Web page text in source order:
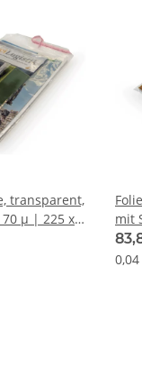
transparent,
70 µ | 225 x
x L) | VE =
mit
|
L) |